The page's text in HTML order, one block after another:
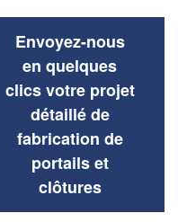
Envoyez-nous
en quelques
clics votre projet
détaillé de
fabrication de
portails et
clôtures